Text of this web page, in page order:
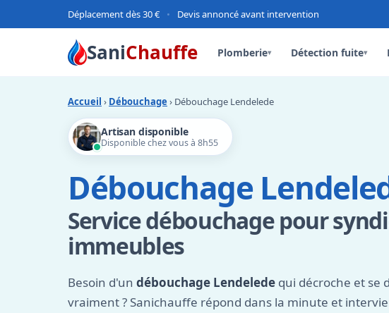
Déplacement dès 30 € • Devis annoncé avant intervention
SaniChauffe Plomberie▾ Détection fuite▾
Accueil › Débouchage › Débouchage Lendelede
Artisan disponible
Disponible chez vous à 8h55
Débouchage
Service débouchage pour
immeubles
Besoin d'un débouchage Lendelede qui décroche et se
vraiment ? Sanichauffe répond dans la minute et